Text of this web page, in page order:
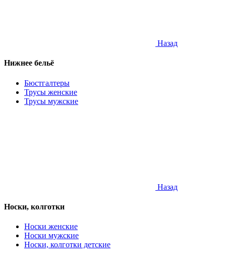
Назад
Нижнее бельё
Бюстгалтеры
Трусы женские
Трусы мужские
Назад
Носки, колготки
Носки женские
Носки мужские
Носки, колготки детские